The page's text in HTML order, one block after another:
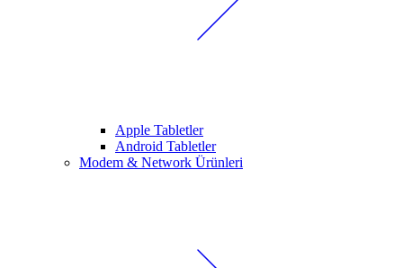
Apple Tabletler
Android Tabletler
Modem & Network Ürünleri